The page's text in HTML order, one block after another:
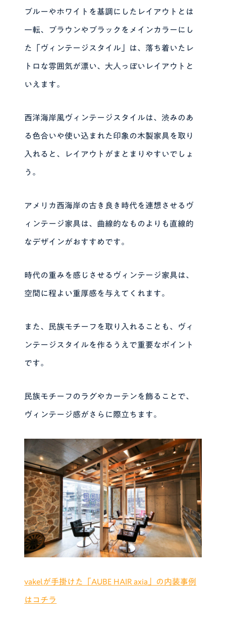
ブルーやホワイトを基調にしたレイアウトとは
一転、ブラウンやブラックをメインカラーにし
た「ヴィンテージスタイル」は、落ち着いたレ
トロな雰囲気が漂い、大人っぽいレイアウトと
いえます。
西洋海岸風ヴィンテージスタイルは、渋みのあ
る色合いや使い込まれた印象の木製家具を取り
入れると、レイアウトがまとまりやすいでしょ
う。
アメリカ西海岸の古き良き時代を連想させるヴ
ィンテージ家具は、曲線的なものよりも直線的
なデザインがおすすめです。
時代の重みを感じさせるヴィンテージ家具は、
空間に程よい重厚感を与えてくれます。
また、民族モチーフを取り入れることも、ヴィ
ンテージスタイルを作るうえで重要なポイント
です。
民族モチーフのラグやカーテンを飾ることで、
ヴィンテージ感がさらに際立ちます。
vakelが手掛けた「AUBE HAIR axia」の内装事例
はコチラ